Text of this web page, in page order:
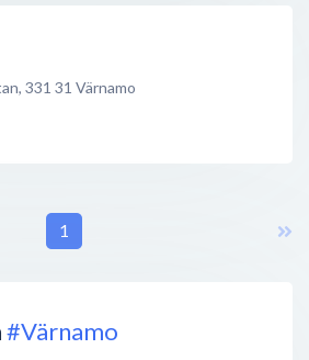
#Värnamo
, 331 31 Värnamo
1